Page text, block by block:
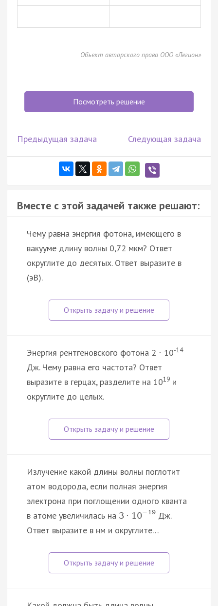
Объект авторского права ООО «Легион»
Посмотреть решение
Предыдущая задача Следующая задача
Вместе с этой задачей также решают:
Чему равна энергия фотона, имеющего в
вакууме длину волны 0,72 мкм? Ответ
округлите до десятых. Ответ выразите в
(эВ).
Энергия рентгеновского фотона 2 · 10-14
Дж. Чему равна его частота? Ответ
выразите в герцах, разделите на 1019 и
округлите до целых.
Излучение какой длины волны поглотит
атом водорода, если полная энергия
электрона при поглощении одного кванта
в атоме увеличилась на 3 · 10− 19Дж.
Ответ выразите в нм и округлите…